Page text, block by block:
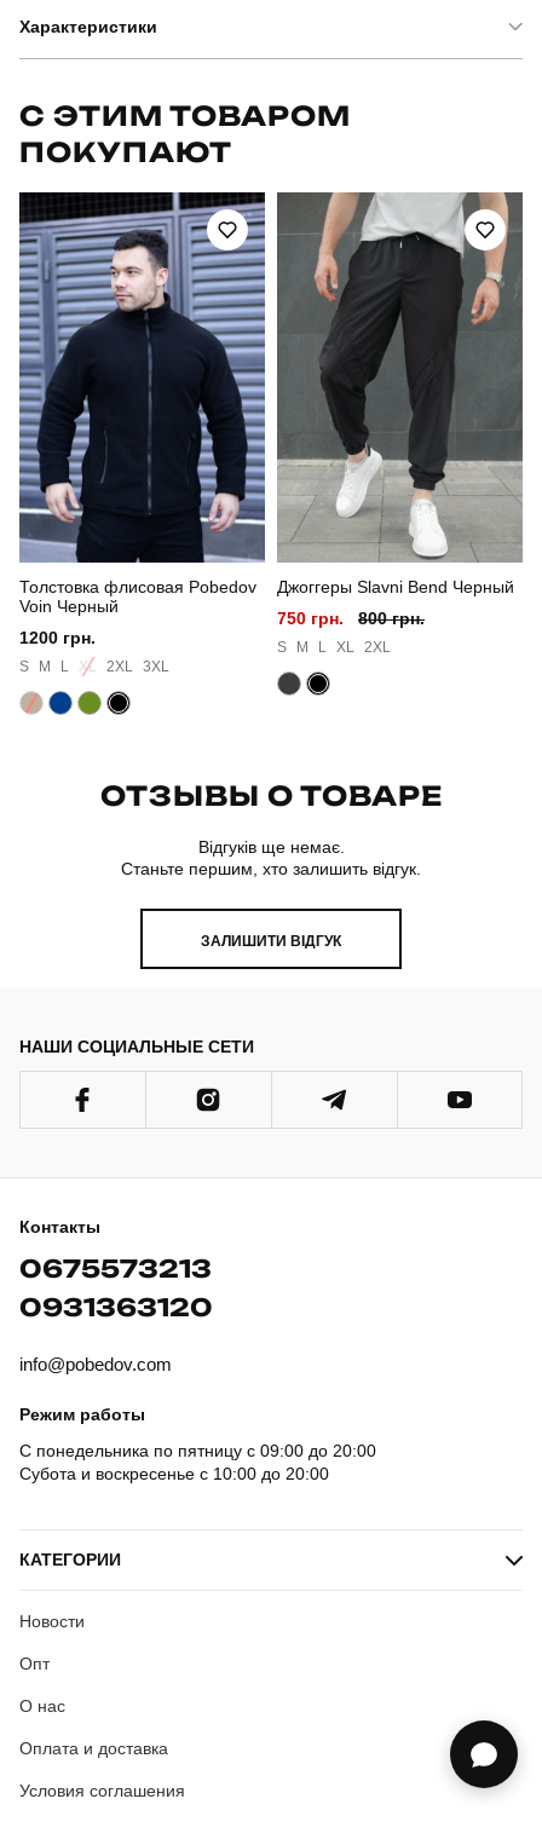
Характеристики
Артикул
Призначення для повсякденного носіння
Стиль повсякденний
Сезон осінь
Склад тканини куртка: 100% поліестер штани: 100% бавовна
Країна - виробник україна
С ЭТИМ ТОВАРОМ
ПОКУПАЮТ
Толстовка флисовая Pobedov
Voin Черный
1200 грн.
S M L XL 2XL 3XL
Джоггеры Slavni Bend Черный
750 грн.
800 грн.
S M L XL 2XL
ОТЗЫВЫ О ТОВАРЕ
Відгуків ще немає.
Станьте першим, хто залишить відгук.
ЗАЛИШИТИ ВІДГУК
НАШИ СОЦИАЛЬНЫЕ СЕТИ
Контакты
0675573213
0931363120
info@pobedov.com
Режим работы
С понедельника по пятницу с 09:00 до 20:00
Субота и воскресенье с 10:00 до 20:00
КАТЕГОРИИ
Новости
Опт
О нас
Оплата и доставка
Условия соглашения